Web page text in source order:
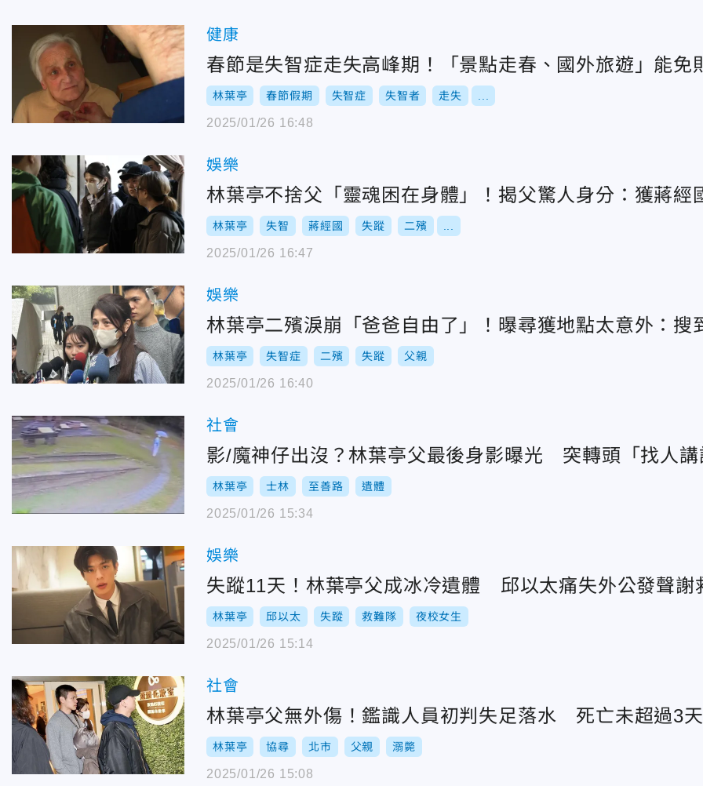
健康
春節是失智症走失高峰期！「景點走春、國外旅遊」能免
林葉亭 春節假期 失智症 失智者 走失
2025/01/26 16:48
娛樂
林葉亭不捨父「靈魂困在身體」！揭父驚人身分：獲蔣經
林葉亭 失智 蔣經國 失蹤 二殯
2025/01/26 16:47
娛樂
林葉亭二殯淚崩「爸爸自由了」！曝尋獲地點太意外：搜
林葉亭 失智症 二殯 失蹤 父親
2025/01/26 16:40
社會
影/魔神仔出沒？林葉亭父最後身影曝光 突轉頭「找人講
林葉亭 士林 至善路 遺體
2025/01/26 15:34
娛樂
失蹤11天！林葉亭父成冰冷遺體 邱以太痛失外公發聲謝
林葉亭 邱以太 失蹤 救難隊 夜校女生
2025/01/26 15:14
社會
林葉亭父無外傷！鑑識人員初判失足落水 死亡未超過3天
林葉亭 協尋 北市 父親 溺斃
2025/01/26 15:08